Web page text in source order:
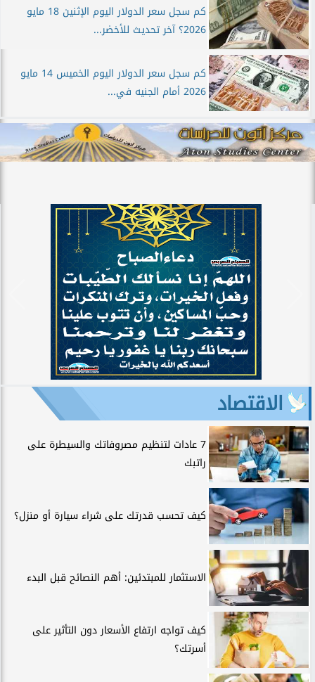
كم سجل سعر الدولار اليوم الإثنين 18 مايو
2026؟ آخر تحديث للأخضر...
كم سجل سعر الدولار اليوم الخميس 14 مايو
2026 أمام الجنيه في...
الاقتصاد
7 عادات لتنظيم مصروفاتك والسيطرة على
راتبك
كيف تحسب قدرتك على شراء سيارة أو منزل؟
الاستثمار للمبتدئين: أهم النصائح قبل البدء
كيف تواجه ارتفاع الأسعار دون التأثير على
أسرتك؟